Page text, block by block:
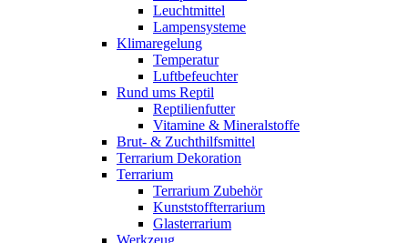
Leuchtmittel
Lampensysteme
Klimaregelung
Temperatur
Luftbefeuchter
Rund ums Reptil
Reptilienfutter
Vitamine & Mineralstoffe
Brut- & Zuchthilfsmittel
Terrarium Dekoration
Terrarium
Terrarium Zubehör
Kunststoffterrarium
Glasterrarium
Werkzeug